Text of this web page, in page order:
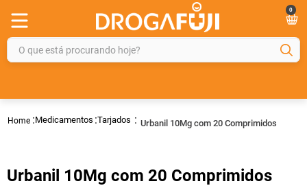
0
O que está procurando hoje?
Medicamentos Tarjados Urbanil 10Mg com 20 Comprimidos
Urbanil 10Mg com 20 Comprimidos
4º
rosuvastatina 20mg